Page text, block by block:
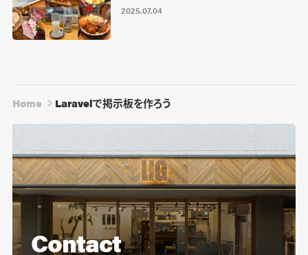
2025.07.04
Home Laravelで掲示板を作ろう
Contact